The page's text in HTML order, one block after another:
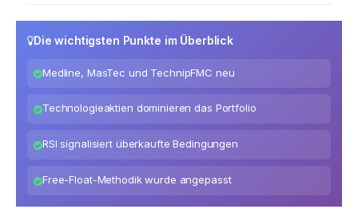
Die wichtigsten Punkte im Überblick
Medline, MasTec und TechnipFMC neu
Technologieaktien dominieren das Portfolio
RSI signalisiert überkaufte Bedingungen
Free-Float-Methodik wurde angepasst